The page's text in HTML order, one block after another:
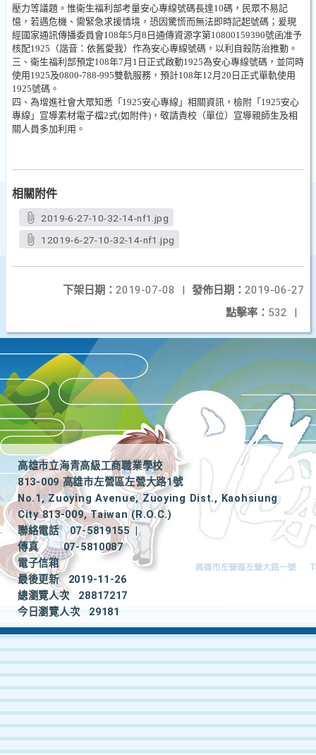
壓力等議題。惟衛生福利部考量安心專線號碼長達10碼，民眾不易記
憶，若遇危機、需緊急求援情境，恐因驚慌而無法即時記起號碼；爰現
經國家通訊傳播委員會108年5月8日通傳資源字第10800159390號函准予
核配1925（諧音：依舊愛我）作為安心專線號碼，以利自殺防治推動。
三、衛生福利部預定108年7月1日正式啟動1925為安心專線號碼，並同時
使用1925及0800-788-995雙軌服務，預計108年12月20日正式單軌使用
1925號碼。
四、為增進社會大眾知悉「1925安心專線」相關資訊，檢附「1925安心
專線」宣導素材電子檔2式(如附件)，敬請貴校（單位）宣導親師生及相
關人員多加利用。
相關附件
2019-6-27-10-32-14-nf1.jpg
12019-6-27-10-32-14-nf1.jpg
發佈日期： 2019-06-27
下架日期： 2019-07-08
|
點擊率： 532 |
高雄市立海青高級工商職業學校
813-009 高雄市左營區左營大路1號
No.1, Zuoying Avenue, Zuoying Dist., Kaohsiung
City 813-009, Taiwan (R.O.C.)
聯絡電話
07-5819155
|
傳真
07-5810087
電子信箱
最後更新
2019-11-26
總瀏覽人次
28817217
今日瀏覽人次
29181